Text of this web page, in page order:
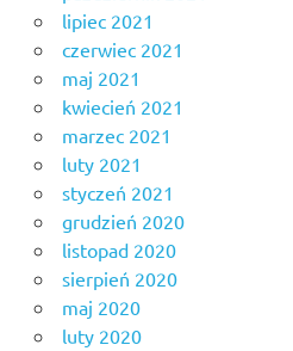
lipiec 2021
czerwiec 2021
maj 2021
kwiecień 2021
marzec 2021
luty 2021
styczeń 2021
grudzień 2020
listopad 2020
sierpień 2020
maj 2020
luty 2020